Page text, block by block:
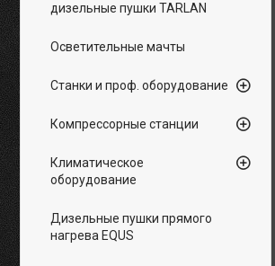
дизельные пушки TARLAN
Осветительные мачты
Станки и проф. оборудование
Компрессорные станции
Климатическое
оборудование
Дизельные пушки прямого
нагрева EQUS